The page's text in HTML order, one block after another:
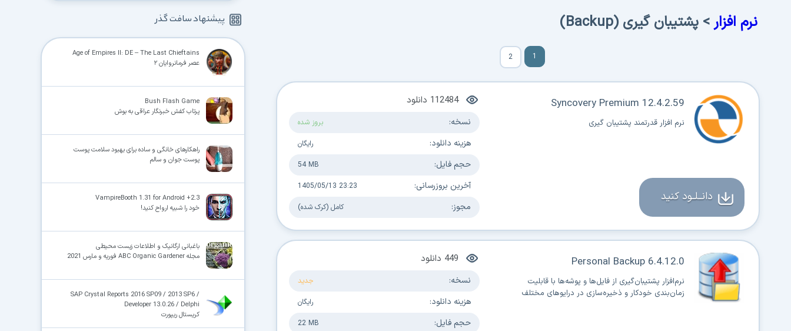
نرم افزار> پشتیبان گیری (Backup)
1
2
Syncovery Premium 12.4.2.59
نرم افزار قدرتمند پشتیبان گیری
112484 دانلود
نسخه: بروز شده
هزینه دانلود: رایگان
حجم فایل: 54 MB
آخرین بروزرسانی: 1405/05/13 23:23
مجوز: کامل (کرک شده)
دانــلــود کنید
Personal Backup 6.4.12.0
نرم‌افزار پشتیبان‌گیری از فایل‌ها و پوشه‌ها با قابلیت
زمان‌بندی خودکار و ذخیره‌سازی در درایوهای مختلف
449 دانلود
نسخه: جدید
هزینه دانلود: رایگان
حجم فایل: 22 MB
پیشنهاد سافت گذر
Age of Empires II: DE – The Last Chieftains
عصر فرمانروایان ۲
Bush Flash Game
پرتاب کفش خبرنگار عراقی به بوش
راهکارهای خانگی و ساده‌ برای بهبود سلامت پوست
پوست جوان و سالم
VampireBooth 1.31 for Android +2.3
خود را شبیه ارواح کنید!
باغبانی ارگانیک و اطلاعات زیست محیطی
مجله ABC Organic Gardener فوریه و مارس 2021
SAP Crystal Reports 2016 SP09 / 2013 SP6 /
Developer 13.0.26 / Delphi
کریستال ریپورت